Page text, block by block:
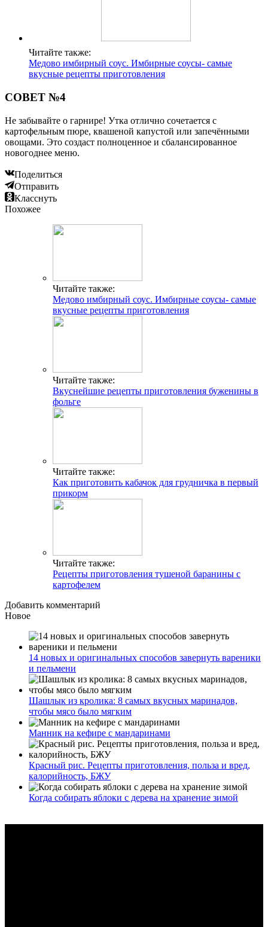
Читайте также:
Медово имбирный соус. Имбирные соусы- самые
вкусные рецепты приготовления
СОВЕТ №4
Не забывайте о гарнире! Утка отлично сочетается с
картофельным пюре, квашеной капустой или запечёнными
овощами. Это создаст полноценное и сбалансированное
новогоднее меню.
Поделиться
Отправить
Класснуть
Похожее
Читайте также:
Медово имбирный соус. Имбирные соусы- самые
вкусные рецепты приготовления
Читайте также:
Вкуснейшие рецепты приготовления буженины в
фольге
Читайте также:
Как приготовить кабачок для грудничка в первый
прикорм
Читайте также:
Рецепты приготовления тушеной баранины с
картофелем
Добавить комментарий
Новое
14 новых и оригинальных способов завернуть вареники
и пельмени
Шашлык из кролика: 8 самых вкусных маринадов,
чтобы мясо было мягким
Манник на кефире с мандаринами
Красный рис. Рецепты приготовления, польза и вред,
калорийность, БЖУ
Когда собирать яблоки с дерева на хранение зимой